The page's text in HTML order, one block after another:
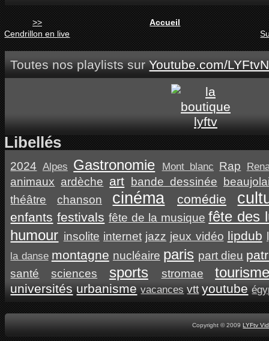
>>
Cendrillon en live
Accueil
Toutes nos playlists surYoutube.com/
Libellés
2024 Alpes Gastronomie Mont blanc Rap
animaux ardèche art bande dessinée
théâtre
chanson cinéma comédie
enfants festivals fête de la musique fête des
humour insolite internet jazz jeux vidéo lipdub
la danse montagne nucléaire paris part dieu
santé sciences sports stromae
universités urbanisme vacances vtt youtube
Copyright © 2009LYFtv